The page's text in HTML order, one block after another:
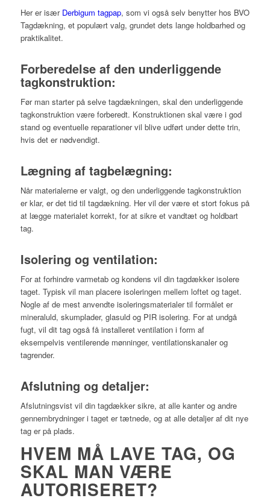
Her er især Derbigum tagpap, som vi også selv benytter hos BVO
Tagdækning, et populært valg, grundet dets lange holdbarhed og
praktikalitet.
Forberedelse af den underliggende
tagkonstruktion:
Før man starter på selve tagdækningen, skal den underliggende
tagkonstruktion være forberedt. Konstruktionen skal være i god
stand og eventuelle reparationer vil blive udført under dette trin,
hvis det er nødvendigt.
Lægning af tagbelægning:
Når materialerne er valgt, og den underliggende tagkonstruktion
er klar, er det tid til tagdækning. Her vil der være et stort fokus på
at lægge materialet korrekt, for at sikre et vandtæt og holdbart
tag.
Isolering og ventilation:
For at forhindre varmetab og kondens vil din tagdækker isolere
taget. Typisk vil man placere isoleringen mellem loftet og taget.
Nogle af de mest anvendte isoleringsmaterialer til formålet er
mineraluld, skumplader, glasuld og PIR isolering. For at undgå
fugt, vil dit tag også få installeret ventilation i form af
eksempelvis ventilerende mønninger, ventilationskanaler og
tagrender.
Afslutning og detaljer:
Afslutningsvist vil din tagdækker sikre, at alle kanter og andre
gennembrydninger i taget er tætnede, og at alle detaljer af dit nye
tag er på plads.
HVEM MÅ LAVE TAG, OG
SKAL MAN VÆRE
AUTORISERET?